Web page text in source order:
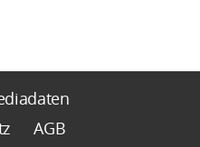
AGB